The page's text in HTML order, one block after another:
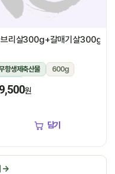
리살300g+갈매기살300g
항생제축산물
600g
원
담기
→